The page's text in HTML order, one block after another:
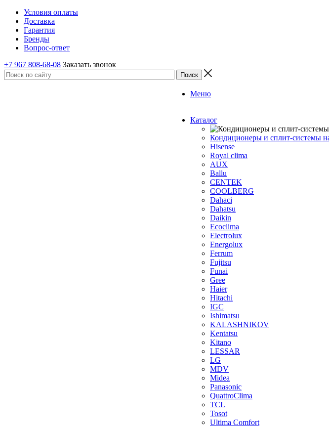
Условия оплаты
Доставка
Гарантия
Бренды
Вопрос-ответ
+7 967 808-68-08 Заказать звонок
Меню
Каталог
Кондиционеры и сплит-системы
Hisense
Royal clima
AUX
Ballu
CENTEK
COOLBERG
Dahaci
Dahatsu
Daikin
Ecoclima
Electrolux
Energolux
Ferrum
Fujitsu
Funai
Gree
Haier
Hitachi
IGC
Ishimatsu
KALASHNIKOV
Kentatsu
Kitano
LESSAR
LG
MDV
Midea
Panasonic
QuattroClima
TCL
Tosot
Ultima Comfort